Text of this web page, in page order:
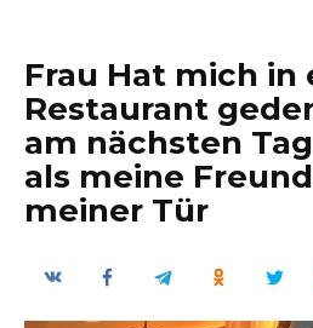
Frau Hat mich in
Restaurant
am nächsten
als meine
meiner Tür